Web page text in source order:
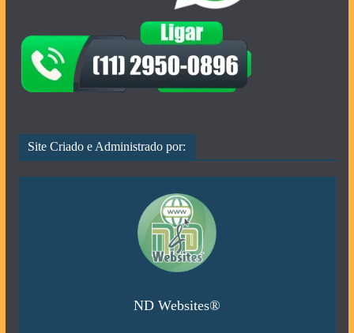
Site Criado e Administrado por:
ND Websites®